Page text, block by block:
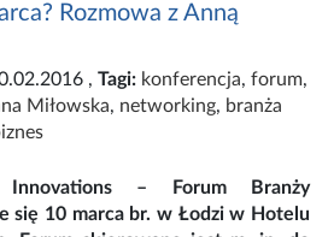
Rozmowa z Anną
, Tagi: konferencja, forum,
Miłowska, networking, branża
– Forum Branży
się 10 marca br. w Łodzi w Hotelu